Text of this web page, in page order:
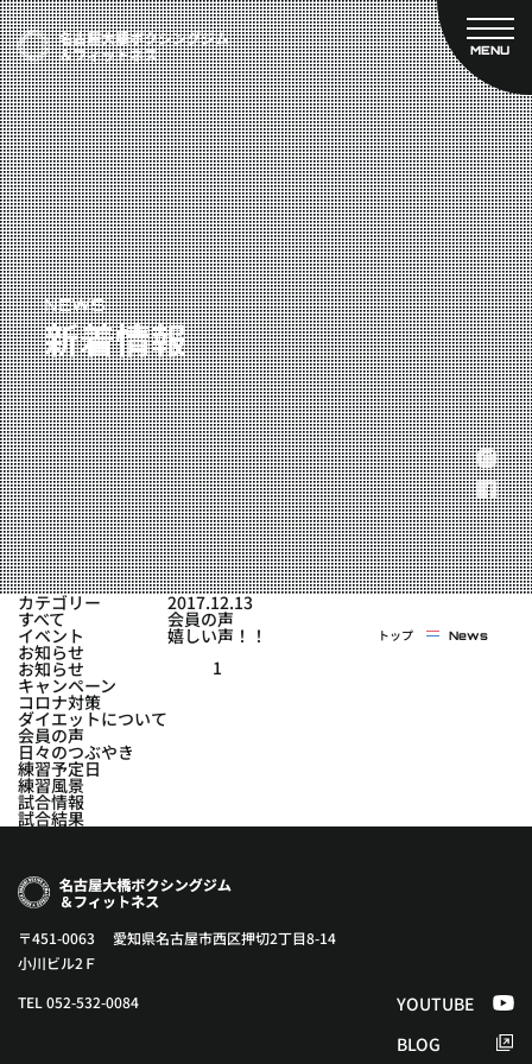
MENU
CLOSE
TOP
新着情報
ご予約
プライベートコース予約
レンタルスタジオ予約
名古屋大橋ボクシングジムについて
大橋弘政プロフィール
スタッフ紹介
料金案内
設備紹介
アクセス
営業時間
トレーナー募集
スポンサー募集
大会チケット購入
キャンペーン
実戦コース
料金システム
選手紹介
よくある質問
フィットネスコース
料金システム
ビフォーアフター
YOUTUBE BLOG
NEWS
新着情報
トップ News
カテゴリー
すべて
イベント
お知らせ
お知らせ
キャンペーン
コロナ対策
ダイエットについて
会員の声
日々のつぶやき
練習予定日
練習風景
試合情報
試合結果
2017.12.13
会員の声
嬉しい声！！
1
〒451-0063 愛知県名古屋市西区押切2丁目8-14
小川ビル2Ｆ
TEL 052-532-0084
YOUTUBE
BLOG